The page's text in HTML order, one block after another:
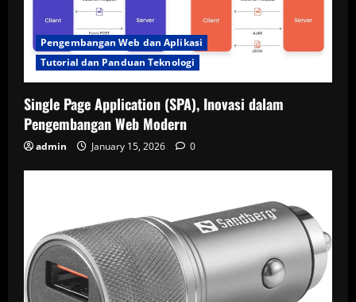
Pengembangan Web dan Aplikasi
Tutorial dan Panduan Teknologi
Single Page Application (SPA), Inovasi dalam
Pengembangan Web Modern
admin January 15, 2026 0